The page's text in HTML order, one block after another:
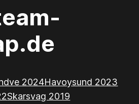
2024Havoysund 2023
Skarsvag 2019